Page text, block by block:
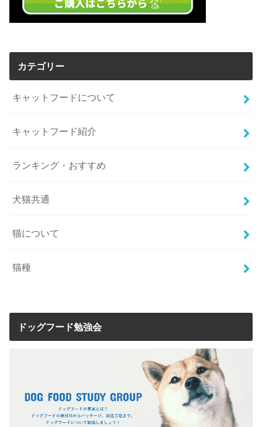
カテゴリー
キャットフードについて
キャットフード紹介
ランキング・おすすめ
犬猫共通
猫について
猫種
ドッグフード勉強会